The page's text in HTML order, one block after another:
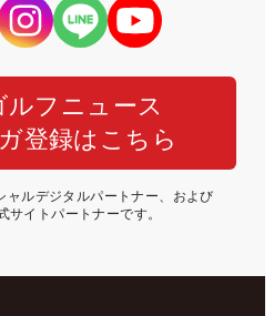
ルフニュース
登録はこちら
ャルデジタルパートナー、および
サイトパートナーです。